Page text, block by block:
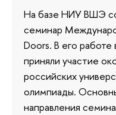
На базе НИУ ВШЭ
семинар
Doors. В его
приняли участие
российских
олимпиады.
направления